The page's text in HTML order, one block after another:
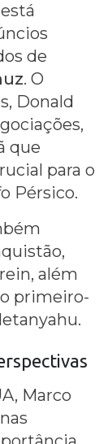
de
. O
Donald
que
para o
Pérsico.
além
primeiro-
Marco